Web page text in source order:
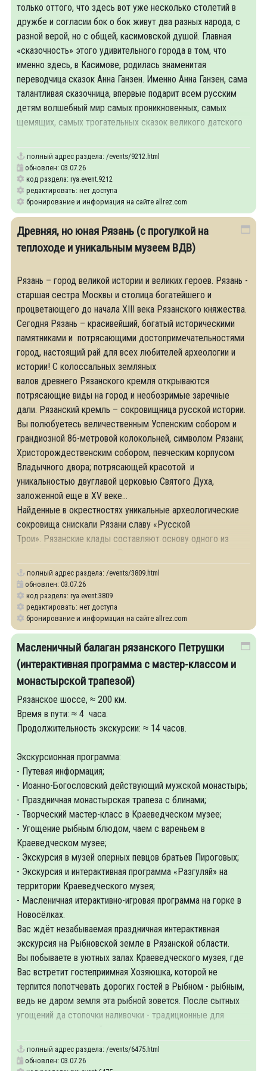
только оттого, что здесь вот уже несколько столетий в
дружбе и согласии бок о бок живут два разных народа, с
разной верой, но с общей, касимовской душой. Главная
«сказочность» этого удивительного города в том, что
именно здесь, в Касимове, родилась знаменитая
переводчица сказок Анна Ганзен. Именно Анна Ганзен, сама
талантливая сказочница, впервые подарит всем русским
детям волшебный мир самых проникновенных, самых
щемящих, самых трогательных сказок великого датского
полный адрес раздела: /events/9212.html
обновлен: 03.07.26
код раздела: rya.event.9212
редактировать: нет доступа
бронирование и информация на сайте allrez.com
Древняя, но юная Рязань (с прогулкой на
теплоходе и уникальным музеем ВДВ)
Рязань – город великой истории и великих героев. Рязань -
старшая сестра Москвы и столица богатейшего и
процветающего до начала XIII века Рязанского княжества.
Сегодня Рязань – красивейший, богатый историческими
памятниками и потрясающими достопримечательностями
город, настоящий рай для всех любителей археологии и
истории! С колоссальных земляных
валов древнего Рязанского кремля открываются
потрясающие виды на город и необозримые заречные
дали. Рязанский кремль – сокровищница русской истории.
Вы полюбуетесь величественным Успенским собором и
грандиозной 86-метровой колокольней, символом Рязани;
Христорождественским собором, певческим корпусом
Владычного двора; потрясающей красотой и
уникальностью двуглавой церковью Святого Духа,
заложенной еще в XV веке...
Найденные в окрестностях уникальные археологические
сокровища снискали Рязани славу «Русской
Трои». Рязанские клады составляют основу одного из
полный адрес раздела: /events/3809.html
обновлен: 03.07.26
код раздела: rya.event.3809
редактировать: нет доступа
бронирование и информация на сайте allrez.com
Масленичный балаган рязанского Петрушки
(интерактивная программа с мастер-классом и
монастырской трапезой)
Рязанское шоссе, ≈ 200 км.
Время в пути: ≈ 4 часа.
Продолжительность экскурсии: ≈ 14 часов.
Экскурсионная программа:
- Путевая информация;
- Иоанно-Богословский действующий мужской монастырь;
- Праздничная монастырская трапеза с блинами;
- Творческий мастер-класс в Краеведческом музее;
- Угощение рыбным блюдом, чаем с вареньем в
Краеведческом музее;
- Экскурсия в музей оперных певцов братьев Пироговых;
- Экскурсия и интерактивная программа «Разгуляй» на
территории Краеведческого музея;
- Масленичная итерактивно-игровая программа на горке в
Новосёлках.
Вас ждёт незабываемая праздничная интерактивная
экскурсия на Рыбновской земле в Рязанской области.
Вы побываете в уютных залах Краеведческого музея, где
Вас встретит гостеприимная Хозяюшка, которой не
терпится попотчевать дорогих гостей в Рыбном - рыбным,
ведь не даром земля эта рыбной зовется. После сытных
угощений да стопочки наливочки - традиционные для
полный адрес раздела: /events/6475.html
обновлен: 03.07.26